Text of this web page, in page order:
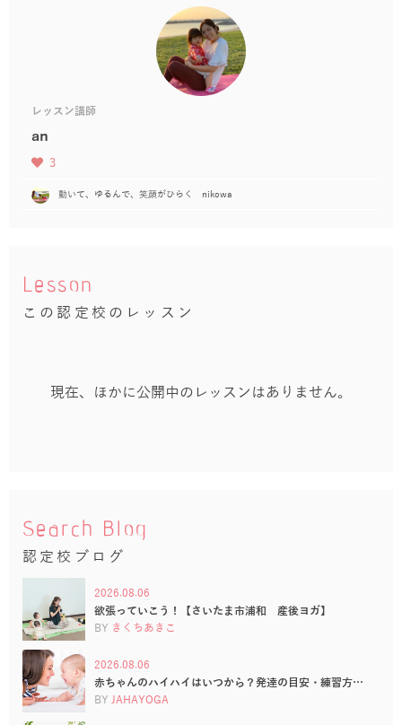
レッスン講師
an
3
動いて、ゆるんで、笑顔がひらく nikowa
Lesson
この認定校のレッスン
現在、ほかに公開中のレッスンはありません。
Search Blog
認定校ブログ
2026.08.06
欲張っていこう！【さいたま市浦和 産後ヨガ】
BY きくちあきこ
2026.08.06
赤ちゃんのハイハイはいつから？発達の目安・練習方…
BY JAHAYOGA